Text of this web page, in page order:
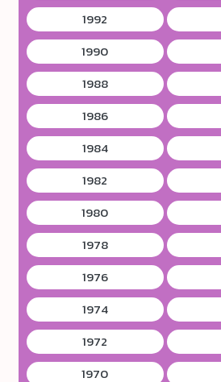
1992
1990
1988
1986
1984
1982
1980
1978
1976
1974
1972
1970